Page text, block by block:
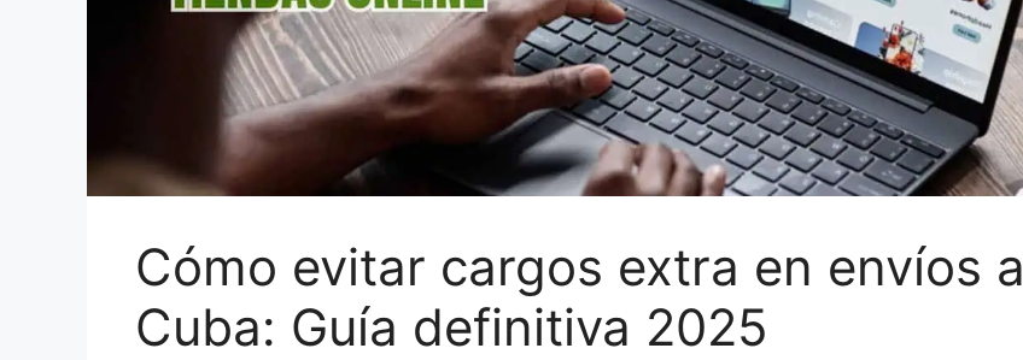
Cómo evitar cargos extra en envíos a
Cuba: Guía definitiva 2025